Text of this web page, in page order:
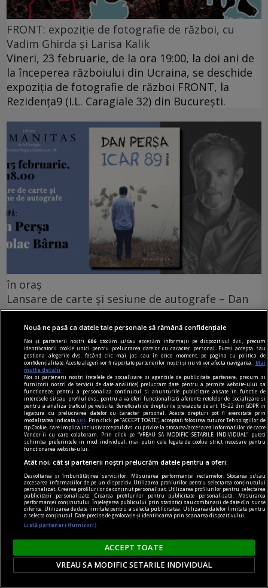
FRONT: expoziție de fotografie de război, cu
Vadim Ghirda și Larisa Kalik
Vineri, 23 februarie, de la ora 19:00, la doi ani de
la începerea războiului din Ucraina, se deschide
expoziția de fotografie de război FRONT, la
Rezidența9 (I.L. Caragiale 32) din București.
în oraș
Lansare de carte și sesiune de autografe – Dan
Perșa, Icar 89
Vă invităm joi, 15 februarie, de la ora 18, la
Librăria Humanitas de la Cişmigiu (bd. Regina
Elisabeta nr. 38), la o întâlnire cu Dan Perșa,
autorul romanului Icar 89, publicat în colecția de
literatură contemporană a Editurii Humanitas.
pentru poezie
Sfidarea convențiilor
Nouă ne pasă ca datele tale personale să rămână confidențiale
Noi și partenerii noștri606 stocăm și/sau accesăm informații pe dispozitivul dvs., precum
identificatorii cookie unici pentru prelucrarea datelor cu caracter personal. Puteți accepta sau
gestiona alegerile dvs. făcând clic mai jos sau în orice moment, pe pagina cu politica de
confidențialitate. Aceste alegeri vor fi raportate partenerilor noștri și nu vă vor afecta navigarea.
Mai
multe detalii
Noi si partenerii nostri (retelele de socializare si agentiile de publicitate partenere, precum si
furnizorii nostri de servicii de date analitice) prelucram date pentru a permite website-ului sa
functioneze, pentru a personaliza continutul si anunturile publicitare afisate in functie de
interesele si/sau profilul dvs., pentru a va oferi functionalitati aferente retelelor de socializare si
pentru a analiza traficul pe website. Beneficiati de drepturile prevazute de art. 15-22 din GDPR in
legatura cu prelucrarea datelor cu caracter personal. Aceste drepturi pot fi exercitate prin
modalitatea indicataaici
. Prin click pe “ACCEPT TOATE”, acceptati folosirea tuturor Tehnologiilor de
tip Cookie, care implica inclusiv acceptul dvs. cu privire la stocarea/accesarea informatiilor de catre
Vendor-ii cu care colaboram. Prin click pe “VREAU SA MODIFIC SETARILE INDIVIDUAL” puteti
schimba preferintele in mod individual, mai putin cele legate de cookie strict necesare pentru
functionarea website-ului.
Atât noi, cât și partenerii noștri prelucrăm datele pentru a oferi:
Dezvoltarea și îmbunătățirea serviciilor. Măsurarea performanței reclamelor. Stocarea și/sau
accesarea informațiilor de pe un dispozitiv. Utilizarea profilurilor pentru selectarea conținutului
personalizat. Crearea profilurilor de conținut personalizat. Utilizarea profilurilor pentru selectarea
publicității personalizate. Crearea profilurilor pentru publicitate personalizată. Măsurarea
performanței conținutului. Înțelegerea publicului prin statistici sau combinații de date din surse
diferite. Utilizarea de date limitate pentru a selecta publicitatea. Utilizarea datelor limitate pentru
a selecta conținutul. Date precise de geolocație și identificarea prin scanarea dispozitivului.
Listă parteneri (furnizori)
ACCEPT TOATE
VREAU SA MODIFIC SETARILE INDIVIDUAL